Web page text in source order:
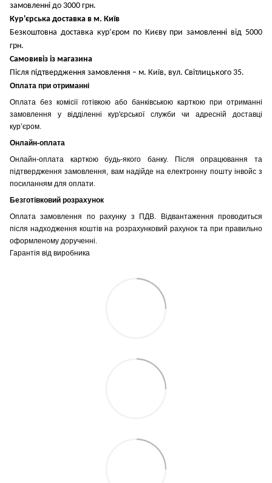
замовленні до 3000 грн.
Кур'єрська доставка в м. Київ
Безкоштовна доставка кур’єром по Києву при замовленні від 5000
грн.
Самовивіз із магазина
Після підтвердження замовлення – м. Київ, вул. Світлицького 35.
Оплата при отриманні
Оплата без комісії готівкою або банківською карткою при отриманні
замовлення у відділенні кур'єрської служби чи адресній доставці
кур’єром.
Онлайн-оплата
Онлайн-оплата карткою будь-якого банку. Після опрацювання та
підтвердження замовлення, вам надійде на електронну пошту інвойс з
посиланням для оплати.
Безготівковий розрахунок
Оплата замовлення по рахунку з ПДВ. Відвантаження проводиться
після надходження коштів на розрахунковий рахунок та при правильно
оформленому дорученні.
Гарантія від виробника